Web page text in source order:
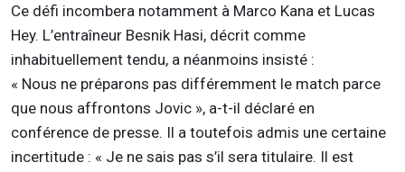
Ce défi incombera notamment à Marco Kana et Lucas
Hey. L’entraîneur Besnik Hasi, décrit comme
inhabituellement tendu, a néanmoins insisté :
« Nous ne préparons pas différemment le match parce
que nous affrontons Jovic », a-t-il déclaré en
conférence de presse. Il a toutefois admis une certaine
incertitude : « Je ne sais pas s’il sera titulaire. Il est